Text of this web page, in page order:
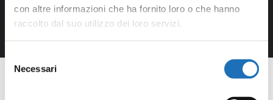
con altre informazioni che ha fornito loro o che hanno
raccolto dal suo utilizzo dei loro servizi.
Selezione
delNecessari